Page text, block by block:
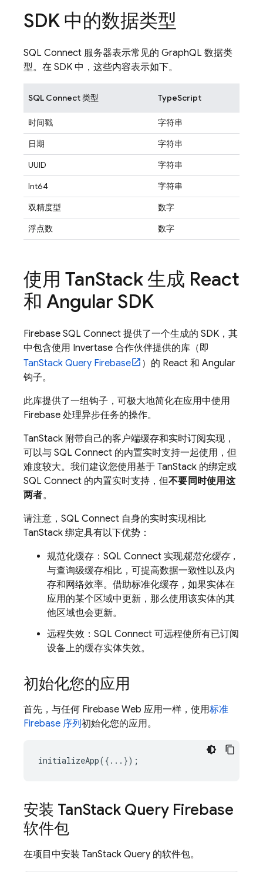
SDK 中的数据类型
SQL Connect 服务器表示常见的 GraphQL 数据类
型。在 SDK 中，这些内容表示如下。
SQL Connect类型 TypeScript
时间戳
字符串
日期
字符串
UUID
字符串
Int64
字符串
双精度型
数字
浮点数
数字
使用 TanStack 生成 React
和 Angular SDK
Firebase SQL Connect 提供了一个生成的 SDK，其
中包含使用 Invertase 合作伙伴提供的库（即
TanStack Query Firebase
）的 React 和 Angular
钩子。
此库提供了一组钩子，可极大地简化在应用中使用
Firebase 处理异步任务的操作。
TanStack 附带自己的客户端缓存和实时订阅实现，
可以与 SQL Connect 的内置实时支持一起使用，但
难度较大。我们建议您使用基于 TanStack 的绑定或
SQL Connect 的内置实时支持，但不要同时使用这
两者。
请注意， SQL Connect 自身的实时实现相比
TanStack 绑定具有以下优势：
规范化缓存： SQL Connect 实现规范化缓存，
与查询级缓存相比，可提高数据一致性以及内
存和网络效率。借助标准化缓存，如果实体在
应用的某个区域中更新，那么使用该实体的其
他区域也会更新。
远程失效： SQL Connect 可远程使所有已订阅
设备上的缓存实体失效。
初始化您的应用
首先，与任何 Firebase Web 应用一样，使用标准
Firebase 序列初始化您的应用。
initializeApp({...});
安装 TanStack Query Firebase
软件包
在项目中安装 TanStack Query 的软件包。